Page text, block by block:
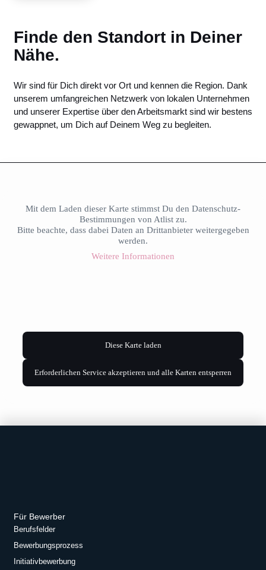
Finde den Standort in Deiner
Nähe.
Wir sind für Dich direkt vor Ort und kennen die Region. Dank
unserem umfangreichen Netzwerk von lokalen Unternehmen
und unserer Expertise über den Arbeitsmarkt sind wir bestens
gewappnet, um Dich auf Deinem Weg zu begleiten.
Mit dem Laden dieser Karte stimmst Du den Datenschutz-
Bestimmungen von Atlist zu.
Bitte beachte, dass dabei Daten an Drittanbieter weitergegeben
werden.
Weitere Informationen
Diese Karte laden
Erforderlichen Service akzeptieren und alle Karten entsperren
Für Bewerber
Berufsfelder
Bewerbungsprozess
Initiativbewerbung